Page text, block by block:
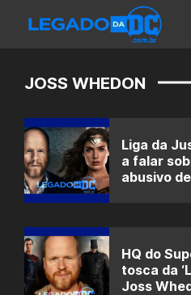
JOSS WHEDON
Liga da
a falar
abusivo
HQ do
tosca da
Joss